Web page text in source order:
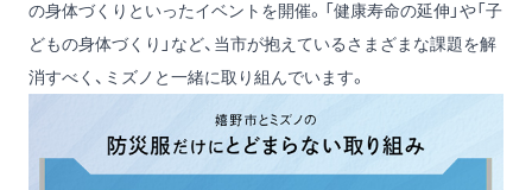
の身体づくりといったイベントを開催。「健康寿命の延伸」や「子
どもの身体づくり」など、当市が抱えているさまざまな課題を解
消すべく、ミズノと一緒に取り組んでいます。